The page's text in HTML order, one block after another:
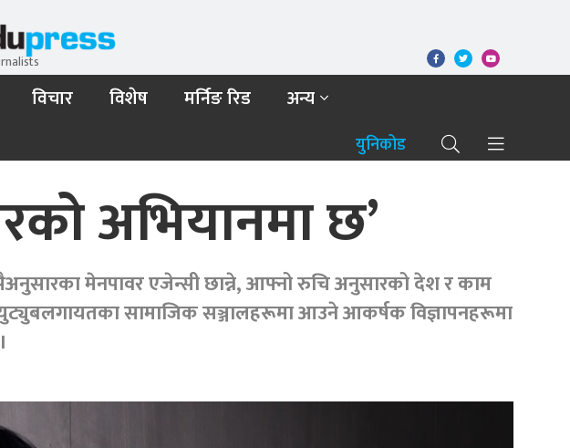
विचार विशेष मर्निङ रिड अन्य
युनिकोड
अभियानमा छ’
मेनपावर एजेन्सी छान्ने, आफ्नो रुचि अनुसारको देश र काम
सामाजिक सञ्जालहरूमा आउने आकर्षक विज्ञापनहरूमा